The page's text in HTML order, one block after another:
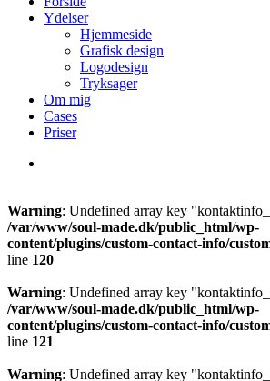
Menu
Ydelser
Hjemmeside
Grafisk design
Logodesign
Tryksager
Om mig
Cases
Priser
Warning: Undefined array key
/var/www/soul-made.dk/public_html/wp-
content/plugins/custom-contact-info/
line 120
Warning: Undefined array key
/var/www/soul-made.dk/public_html/wp-
content/plugins/custom-contact-info/
line 121
Warning: Undefined array key